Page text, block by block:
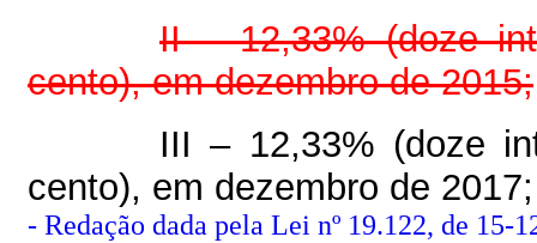
II – 12,33% (doze
cento), em dezembro de 2015;
III – 12,33% (doze
cento), em dezembro de 2017;
- Redação dada pela Lei nº 19.122, de 15-